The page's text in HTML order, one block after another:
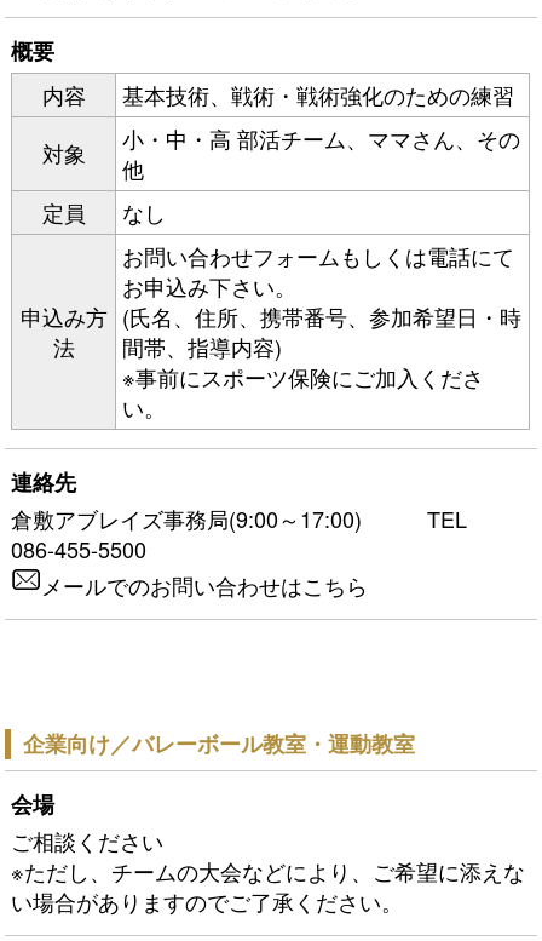
概要
内容
基本技術、戦術・戦術強化のための練習
対象
小・中・高 部活チーム、ママさん、その
他
定員
なし
申込み方
法
お問い合わせフォームもしくは電話にて
お申込み下さい。
(氏名、住所、携帯番号、参加希望日・時
間帯、指導内容)
※事前にスポーツ保険にご加入くださ
い。
連絡先
倉敷アブレイズ事務局(9:00～17:00) TEL
086-455-5500
メールでのお問い合わせはこちら
企業向け／バレーボール教室・運動教室
会場
ご相談ください
※ただし、チームの大会などにより、ご希望に添えな
い場合がありますのでご了承ください。